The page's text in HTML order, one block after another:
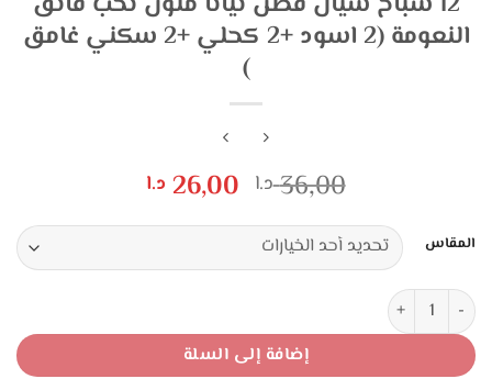
النعومة (2 اسود +2 كحلي +2 سكني غامق
)
36,00 د.ا السعر
هو:
36,00 د.ا.
26,00 د.االسعر
هو:
26,00 د.ا.
المقاس
كمية 12 شباح شيال قطن تيانا ملون نخب فائق النعومة (2 اسود +2 كحلي +2 سكني غامق )
إضافة إلى السلة